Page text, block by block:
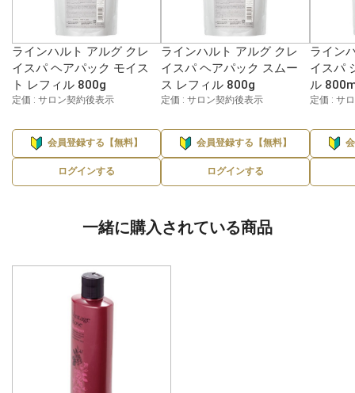
ラインハルト アルグ クレ
イスパ ヘアパック モイス
ト レフィル 800g
定価 : サロン契約後表示
会員登録する【無料】
ログインする
ラインハルト アルグ クレ
イスパ ヘアパック スムー
ス レフィル 800g
定価 : サロン契約後表示
会員登録する【無料】
ログインする
ライン
イスパ
ル
定価 : サ
一緒に購入されている商品